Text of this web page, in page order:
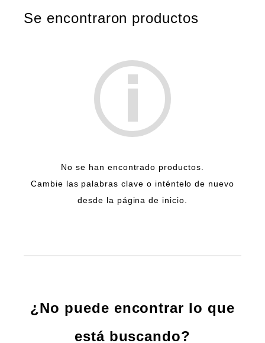
Se encontraron productos
No se han encontrado productos.
Cambie las palabras clave o inténtelo de nuevo
desde la página de inicio.
¿No puede encontrar lo que
está buscando?